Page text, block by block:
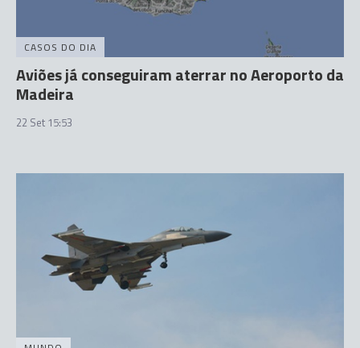
CASOS DO DIA
Aviões já conseguiram aterrar no Aeroporto da
Madeira
22 Set 15:53